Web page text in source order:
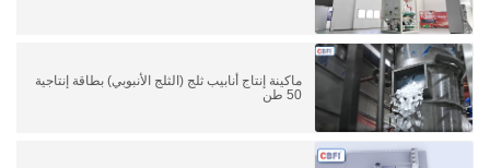
ماكينة إنتاج أنابيب ثلج (الثلج الأنبوبي) بطاقة إنتاجية
50 طن